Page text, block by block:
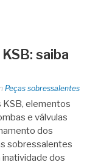
saiba
Peças sobressalentes
KSB, elementos
e válvulas
dos
sobressalentes
inatividade dos